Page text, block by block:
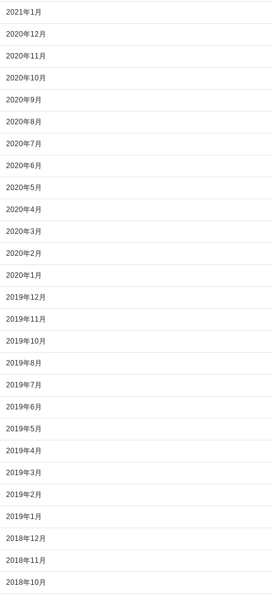
2021年1月
2020年12月
2020年11月
2020年10月
2020年9月
2020年8月
2020年7月
2020年6月
2020年5月
2020年4月
2020年3月
2020年2月
2020年1月
2019年12月
2019年11月
2019年10月
2019年8月
2019年7月
2019年6月
2019年5月
2019年4月
2019年3月
2019年2月
2019年1月
2018年12月
2018年11月
2018年10月